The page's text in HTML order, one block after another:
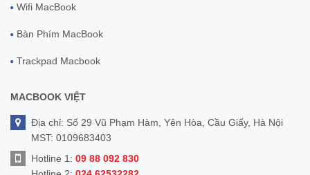
Wifi MacBook
Bàn Phím MacBook
Trackpad Macbook
MACBOOK VIỆT
Địa chỉ: Số 29 Vũ Phạm Hàm, Yên Hòa, Cầu Giấy, Hà Nội
MST: 0109683403
Hotline 1: 09 88 092 830